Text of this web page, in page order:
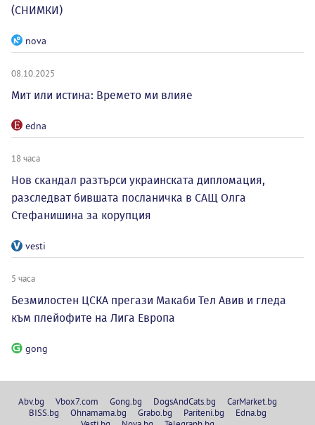
(СНИМКИ)
nova
08.10.2025
Мит или истина: Времето ми влияе
edna
18 часа
Нов скандал разтърси украинската дипломация,
разследват бившата посланичка в САЩ Олга
Стефанишина за корупция
vesti
5 часа
Безмилостен ЦСКА прегази Макаби Тел Авив и гледа
към плейофите на Лига Европа
gong
Abv.bg Vbox7.com Gong.bg DogsAndCats.bg
CarMarket.bg
BISS.bg
Ohnamama.bg Grabo.bg Pariteni.bg
Edna.bg